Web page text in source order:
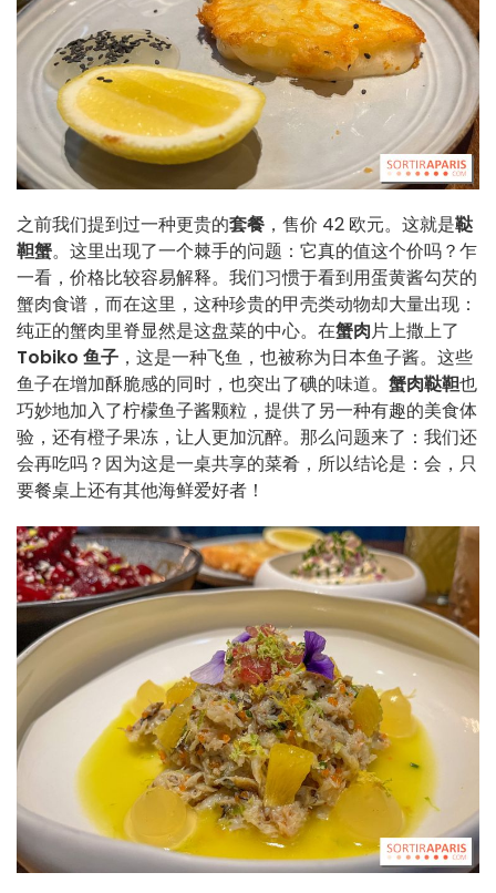
之前我们提到过一种更贵的套餐 ，售价 42 欧元。这就是鞑
靼蟹。这里出现了一个棘手的问题：它真的值这个价吗？乍
一看，价格比较容易解释。我们习惯于看到用蛋黄酱勾芡的
蟹肉食谱，而在这里，这种珍贵的甲壳类动物却大量出现：
纯正的蟹肉里脊显然是这盘菜的中心。在蟹肉片上撒上了
Tobiko 鱼子 ，这是一种飞鱼，也被称为日本鱼子酱。这些
鱼子在增加酥脆感的同时，也突出了碘的味道。 蟹肉鞑靼也
巧妙地加入了柠檬鱼子酱颗粒，提供了另一种有趣的美食体
验，还有橙子果冻，让人更加沉醉。那么问题来了：我们还
会再吃吗？因为这是一桌共享的菜肴，所以结论是：会，只
要餐桌上还有其他海鲜爱好者！